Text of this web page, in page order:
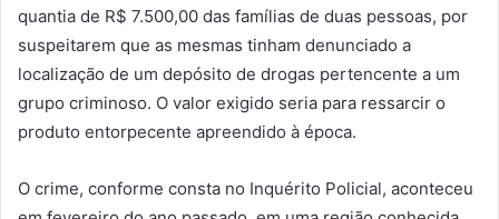
quantia de R$ 7.500,00 das famílias de duas pessoas, por
suspeitarem que as mesmas tinham denunciado a
localização de um depósito de drogas pertencente a um
grupo criminoso. O valor exigido seria para ressarcir o
produto entorpecente apreendido à época.
O crime, conforme consta no Inquérito Policial, aconteceu